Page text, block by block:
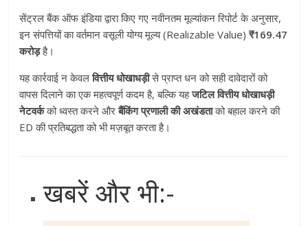
सेंट्रल बैंक ऑफ इंडिया द्वारा किए गए नवीनतम मूल्यांकन रिपोर्ट के अनुसार,
इन संपत्तियों का वर्तमान वसूली योग्य मूल्य (Realizable Value)₹169.47
करोड़है।
यह कार्रवाई न केवलवित्तीय धोखाधड़ीसे प्राप्त धन को सही दावेदारों को
वापस दिलाने का एक महत्वपूर्ण कदम है, बल्कि यहजटिल वित्तीय धोखाधड़ी
नेटवर्कको ध्वस्त करने औरबैंकिंग प्रणाली की अखंडताको बहाल करने की
ED की प्रतिबद्धता को भी मज़बूत करता है।
खबरें और भी:-